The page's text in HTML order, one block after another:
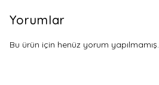
Yorumlar
Bu ürün için henüz yorum yapılmamış.